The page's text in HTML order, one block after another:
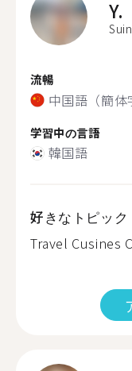
Y.
流暢
中国語（簡体
学習中の言語
韓国語
好きなトピック
Travel Cusines